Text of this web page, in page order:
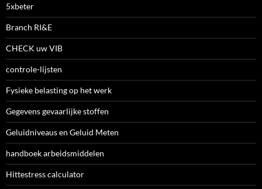
5xbeter
Branch RI&E
CHECK uw VIB
controle-lijsten
Fysieke belasting op het werk
Gegevens gevaarlijke stoffen
Geluidniveaus en Geluid Meten
handboek arbeidsmiddelen
Hittestress calculator